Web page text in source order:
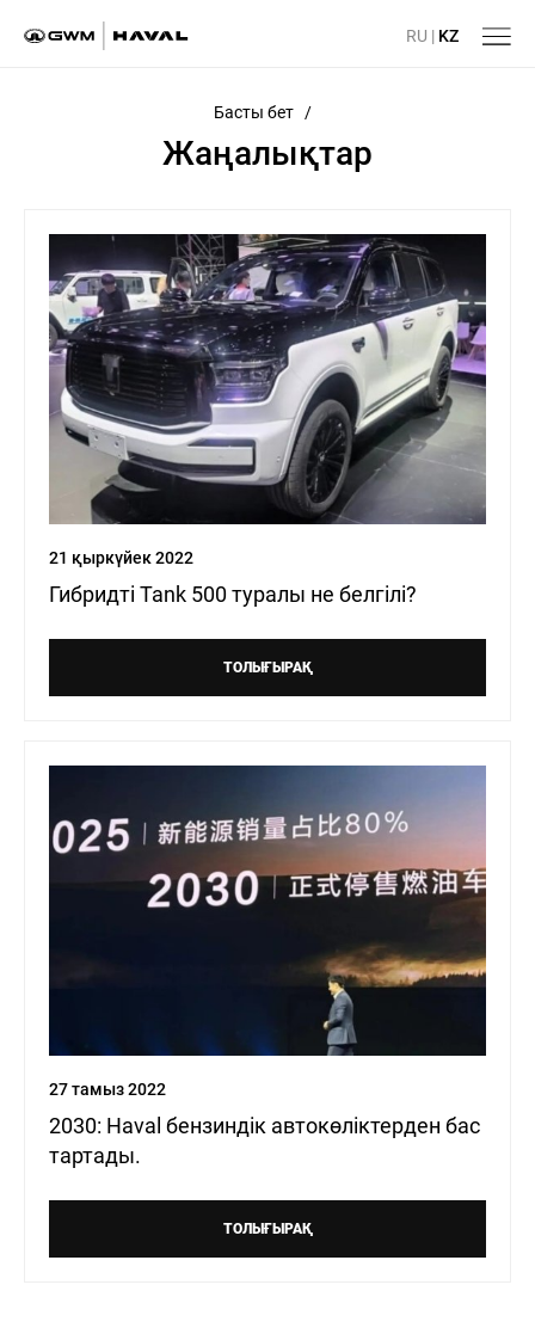
RU | KZ
Басты бет /
Жаңалықтар
21 қыркүйек 2022
Гибридті Tank 500 туралы не белгілі?
ТОЛЫҒЫРАҚ
27 тамыз 2022
2030: Haval бензиндік автокөліктерден бас
тартады.
ТОЛЫҒЫРАҚ